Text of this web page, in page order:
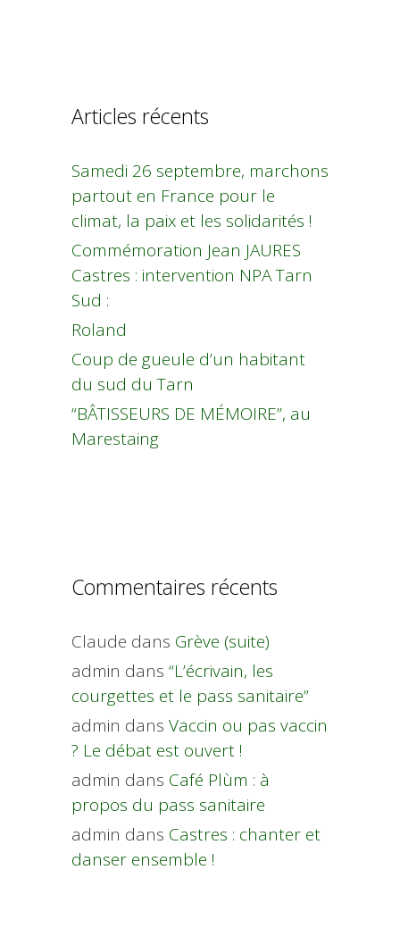
Articles récents
Samedi 26 septembre, marchons
partout en France pour le
climat, la paix et les solidarités !
Commémoration Jean JAURES
Castres : intervention NPA Tarn
Sud :
Roland
Coup de gueule d’un habitant
du sud du Tarn
“BÂTISSEURS DE MÉMOIRE”, au
Marestaing
Commentaires récents
Claude dans Grève (suite)
admin dans “L’écrivain, les
courgettes et le pass sanitaire”
admin dans Vaccin ou pas vaccin
? Le débat est ouvert !
admin dans Café Plùm : à
propos du pass sanitaire
admin dans Castres : chanter et
danser ensemble !